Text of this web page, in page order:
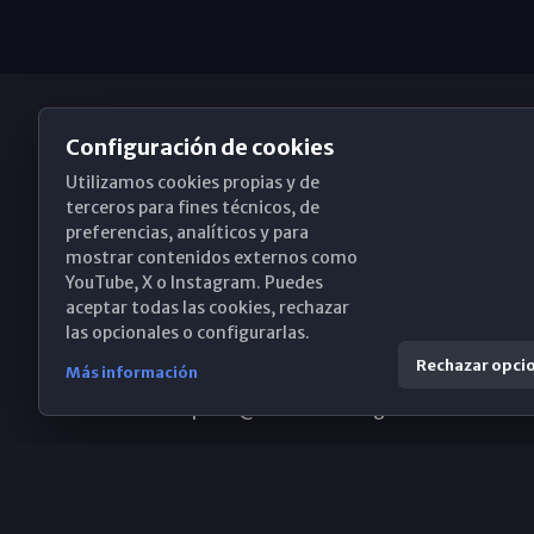
Obispado de Málaga
Santa María, 18-20. 29015 Málaga
(+34) 952 224 386
Configuración de cookies
Utilizamos cookies propias y de
terceros para fines técnicos, de
preferencias, analíticos y para
mostrar contenidos externos como
YouTube, X o Instagram. Puedes
aceptar todas las cookies, rechazar
las opcionales o configurarlas.
Más información Rechazar